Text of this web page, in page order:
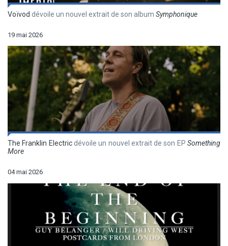
Voïvod dévoile un nouvel extrait de son album Symphonique
19 mai 2026
The Franklin Electricdévoile un nouvel extrait de son EPSomething
More
04 mai 2026